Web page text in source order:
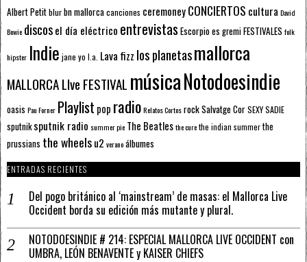
Albert Petitblurbn mallorcacanciones ceremoneyCONCIERTOS cultura David
Bowie discosel día eléctrico entrevistas Escorpioes gremiFESTIVALES folk
hipster Indie jane yo l.a. Lava fizz los planetasmallorca
MALLORCA LIve FESTIVAL músicaNotodoesindie
oasis Pau Forner Playlist pop radioRelatos CortosrockSalvatge CorSEXY SADIE
sputnik sputnik radio summer pie The Beatlesthe curethe indian summerthe
prussians the wheelsu2 veranoálbumes
ENTRADAS RECIENTES
Del pogo británico al ‘mainstream’ de masas: el Mallorca Live
Occident borda su edición más mutante y plural.
NOTODOESINDIE # 214: ESPECIAL MALLORCA LIVE OCCIDENT con
UMBRA, LEÓN BENAVENTE y KAISER CHIEFS